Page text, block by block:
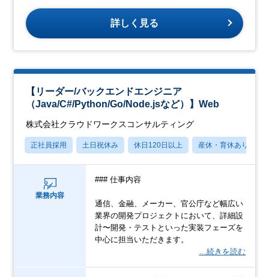
詳しく見る
【リーダー/バックエンドエンジニア
（Java/C#/Python/Go/Node.jsなど）】Web
株式会社クラウドワークスコンサルティング
正社員採用 土日祝休み 休日120日以上 産休・育休あり
業務内容
### 仕事内容
通信、金融、メーカー、官公庁など幅広い
業界の開発プロジェクトにおいて、詳細設
計〜開発・テストといった実装フェーズを
中心に担当いただきます。
…続きを読む